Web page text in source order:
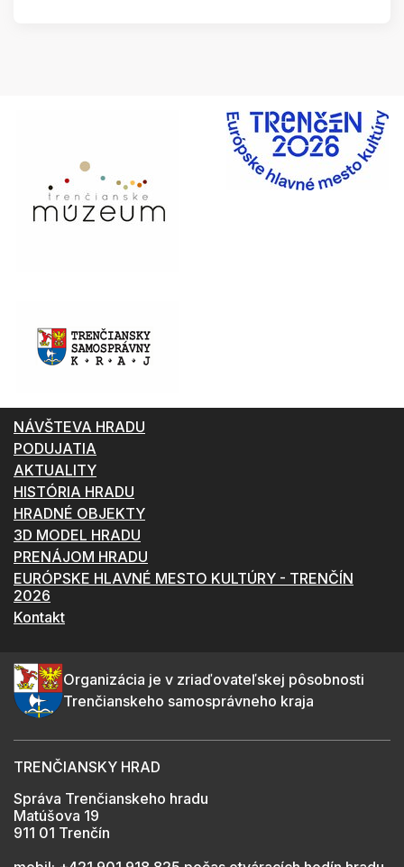
NÁVŠTEVA HRADU
PODUJATIA
AKTUALITY
HISTÓRIA HRADU
HRADNÉ OBJEKTY
3D MODEL HRADU
PRENÁJOM HRADU
EURÓPSKE HLAVNÉ MESTO KULTÚRY - TRENČÍN
2026
Kontakt
Organizácia je v zriaďovateľskej pôsobnosti
Trenčianskeho samosprávneho kraja
TRENČIANSKY HRAD
Správa Trenčianskeho hradu
Matúšova 19
911 01 Trenčín